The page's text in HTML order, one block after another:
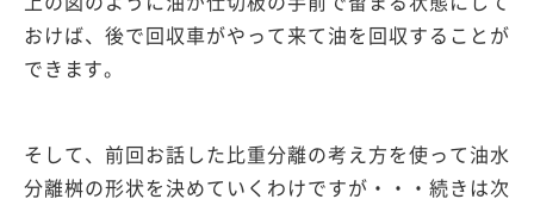
おけば、後で回収車がやって来て油を回収することが
できます。
そして、前回お話した比重分離の考え方を使って油水
分離桝の形状を決めていくわけですが・・・続きは次